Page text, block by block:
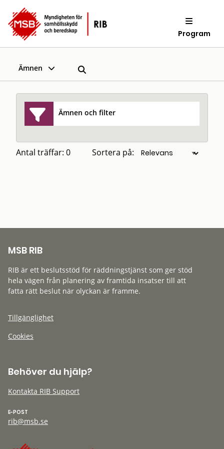
Program
Ämnen
Ämnen och filter
Antal träffar: 0 Sortera på:
MSB RIB
RIB är ett beslutsstöd för räddningstjänst som ger stöd
hela vägen från planering av framtida insatser till att
fatta rätt beslut när olyckan är framme.
Tillgänglighet
Cookies
Behöver du hjälp?
Kontakta RIB Support
E-POST
rib@msb.se